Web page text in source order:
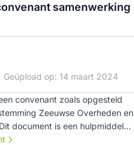
samenwerking
op: 14 maart 2024
convenant zoals opgesteld
Zeeuwse Overheden en
document is een hulpmiddel
planafstemming in de